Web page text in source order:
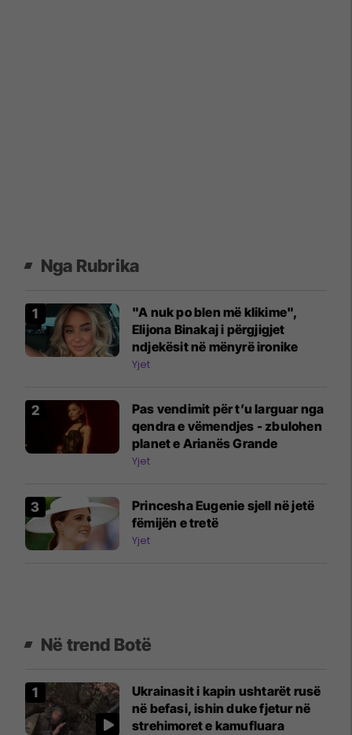
Nga Rubrika
"A nuk po blen më klikime",
Elijona Binakaj i përgjigjet
ndjekësit në mënyrë ironike
Yjet
Pas vendimit për t’u larguar nga
qendra e vëmendjes - zbulohen
planet e Arianës Grande
Yjet
Princesha Eugenie sjell në jetë
fëmijën e tretë
Yjet
Në trend Botë
Ukrainasit i kapin ushtarët rusë
në befasi, ishin duke fjetur në
strehimoret e kamufluara